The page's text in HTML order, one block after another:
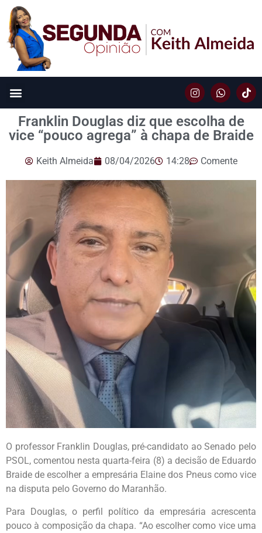
Franklin Douglas diz que escolha de
vice “pouco agrega” à chapa de Braide
Keith Almeida 08/04/2026 14:28 Comente
O professor Franklin Douglas, pré-candidato ao Senado pelo
PSOL, comentou nesta quarta-feira (8) a decisão de Eduardo
Braide de escolher a empresária Elaine dos Pneus como vice
na disputa pelo Governo do Maranhão.
Para Douglas, o perfil político da empresária acrescenta
pouco à composição da chapa. “Ao escolher como vice uma